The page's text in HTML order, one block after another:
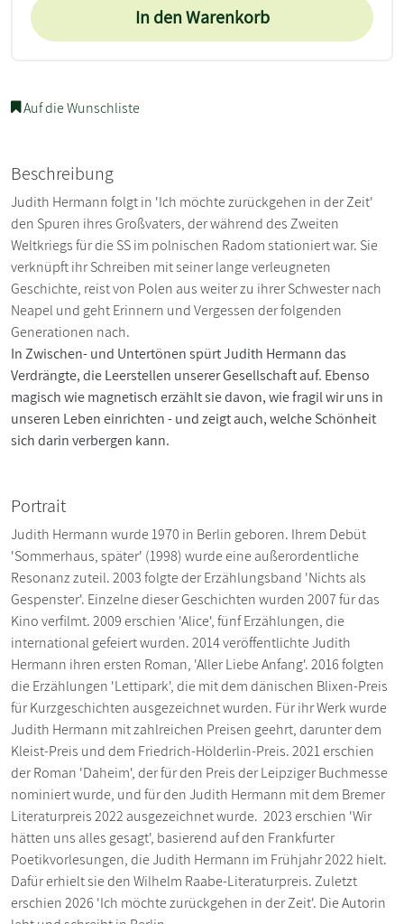
In den Warenkorb
Auf die Wunschliste
Beschreibung
Judith Hermann folgt in 'Ich möchte zurückgehen in der Zeit'
den Spuren ihres Großvaters, der während des Zweiten
Weltkriegs für die SS im polnischen Radom stationiert war. Sie
verknüpft ihr Schreiben mit seiner lange verleugneten
Geschichte, reist von Polen aus weiter zu ihrer Schwester nach
Neapel und geht Erinnern und Vergessen der folgenden
Generationen nach.
In Zwischen- und Untertönen spürt Judith Hermann das
Verdrängte, die Leerstellen unserer Gesellschaft auf. Ebenso
magisch wie magnetisch erzählt sie davon, wie fragil wir uns in
unseren Leben einrichten - und zeigt auch, welche Schönheit
sich darin verbergen kann.
Portrait
Judith Hermann wurde 1970 in Berlin geboren. Ihrem Debüt
'Sommerhaus, später' (1998) wurde eine außerordentliche
Resonanz zuteil. 2003 folgte der Erzählungsband 'Nichts als
Gespenster'. Einzelne dieser Geschichten wurden 2007 für das
Kino verfilmt. 2009 erschien 'Alice', fünf Erzählungen, die
international gefeiert wurden. 2014 veröffentlichte Judith
Hermann ihren ersten Roman, 'Aller Liebe Anfang'. 2016 folgten
die Erzählungen 'Lettipark', die mit dem dänischen Blixen-Preis
für Kurzgeschichten ausgezeichnet wurden. Für ihr Werk wurde
Judith Hermann mit zahlreichen Preisen geehrt, darunter dem
Kleist-Preis und dem Friedrich-Hölderlin-Preis. 2021 erschien
der Roman 'Daheim', der für den Preis der Leipziger Buchmesse
nominiert wurde, und für den Judith Hermann mit dem Bremer
Literaturpreis 2022 ausgezeichnet wurde. 2023 erschien 'Wir
hätten uns alles gesagt', basierend auf den Frankfurter
Poetikvorlesungen, die Judith Hermann im Frühjahr 2022 hielt.
Dafür erhielt sie den Wilhelm Raabe-Literaturpreis. Zuletzt
erschien 2026 'Ich möchte zurückgehen in der Zeit'. Die Autorin